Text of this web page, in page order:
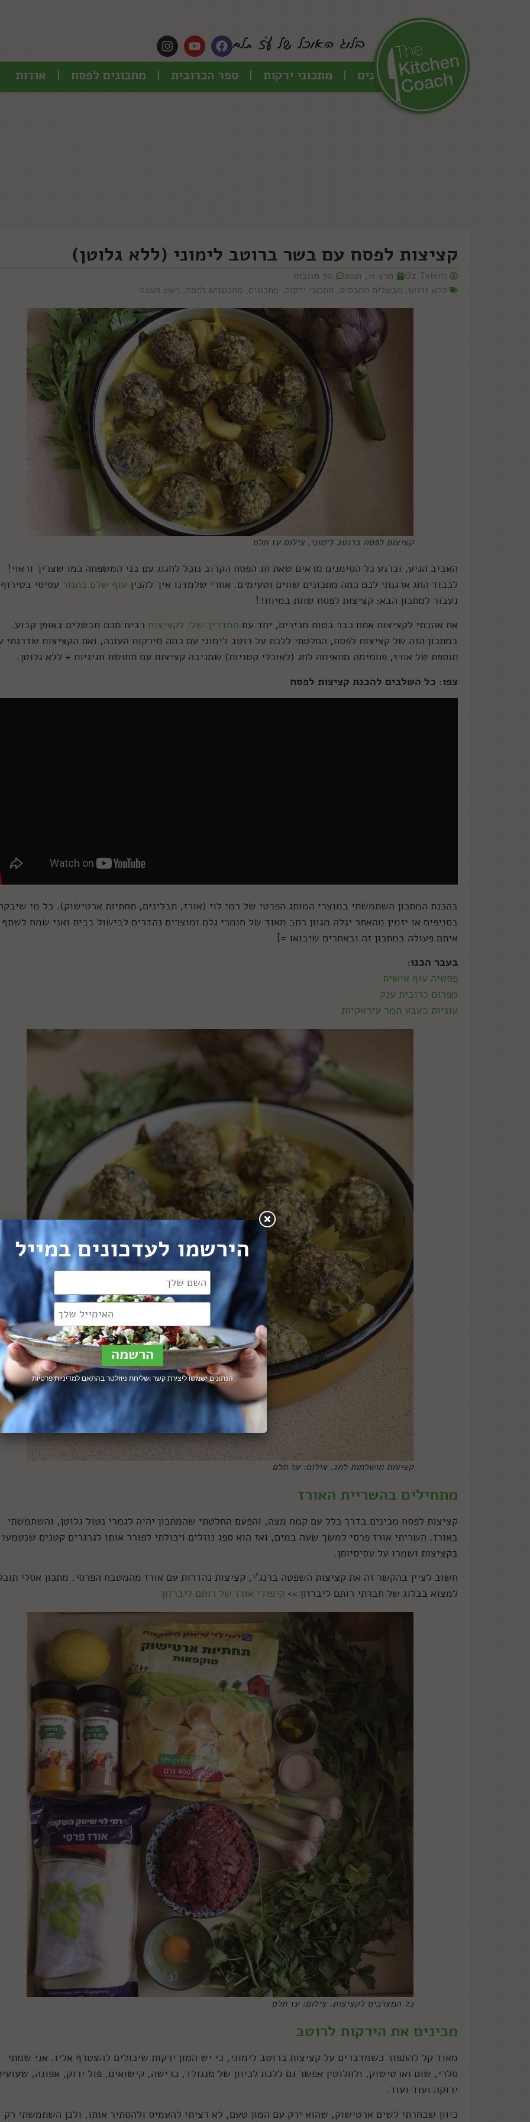
כל המתכונים מתכוני ירקות ספר הכרובית מתכונים לפסח אודות
קציצות לפסח עם בשר ברוטב לימוני (ללא גלוטן)
Oz Telem מרץ 11, 2021
30 תגובות
ללא גלוטן, מבשלים מהבסיס, מתכוני ירקות, מתכונים, מתכוננים לפסח, ראש השנה
קציצות לפסח ברוטב לימוני. צילום עז תלם
האביב הגיע, וכרגע כל הסימנים מראים שאת חג הפסח הקרוב נוכל לחגוג עם בני המשפחה כמו שצריך וראוי!
לכבוד החג ארגנתי לכם כמה מתכונים שווים וטעימים. אחרי שלמדנו איך להכין עוף שלם בתנור עסיסי
נעבור למתכון הבא: קציצות לפסח שוות במיוחד!
את אהבתי לקציצות אתם כבר בטוח מכירים, יחד עם המדריך שלי לקציצות רבים מכם מבשלים באופן קבוע.
במתכון הזה של קציצות לפסח, החלטתי ללכת על רוטב לימוני עם כמה מירקות העונה, ואת הקציצות שדרגתי
תוספת של אורז, פחמימה מתאימה לחג (לאוכלי קטניות) שמניבה קציצות עם תחושת חגיגיות + ללא גלוטן.
צפו: כל השלבים להכנת קציצות לפסח
בהכנת המתכון השתמשתי במוצרי המותג הפרטי של רמי לוי (אורז, תבלינים, תחתיות ארטישוק). כל מי
בסניפים או יזמין מהאתר יגלה מגוון רחב מאוד של חומרי גלם ומוצרים נהדרים לבישול בבית ואני שמח לשתף
איתם פעולה במתכון זה ובאחרים שיבואו =]
בעבר הכנו:
פסטיה עוף אישית
מפרום כרובית ענק
עוגיות בעבע תמר עיראקיות
קציצות מושלמות לחג. צילום: עז תלם
מתחילים בהשריית האורז
קציצות לפסח מכינים בדרך כלל עם קמח מצה, והפעם החלטתי שהמתכון יהיה לגמרי נטול גלוטן, והשתמשתי
באורז. השריתי אורז פרסי למשך שעה במים, ואז הוא ספג נוזלים ויכולתי לפורר אותו לגרגרים קטנים שנטמעו
בקציצות ושמרו על עסיסיותן.
חשוב לציין בהקשר זה את קציצות השפטה ברנג'י, קציצות נהדרות עם אורז מהמטבח הפרסי. מתכון אסלי
למצוא בבלוג של חברתי רותם ליברזון >> קיפודי אורז של רותם ליברזון
כל המצרכים לקציצות. צילום: עז תלם
מכינים את הירקות לרוטב
מאוד קל להתפזר כשמדברים על קציצות ברוטב לימוני, כי יש המון ירקות שיכולים להצטרף אליו. אני שמתי
סלרי, שום וארטישוק, ולחלוטין אפשר גם ללכת לכיוון של מנגולד, כרישה, קישואים, פול ירוק, אפונה,
ירוקה ועוד ועוד.
כיוון שבחרתי לשים ארטישוק, שהוא ירק עם המון טעם, לא רציתי להעמיס ולהסתיר אותו, ולכן השתמשתי רק
הירשמו לעדכונים במייל
הנתונים ישמשו ליצירת קשר ושליחת ניוזלטר בהתאם למדיניות פרטיות